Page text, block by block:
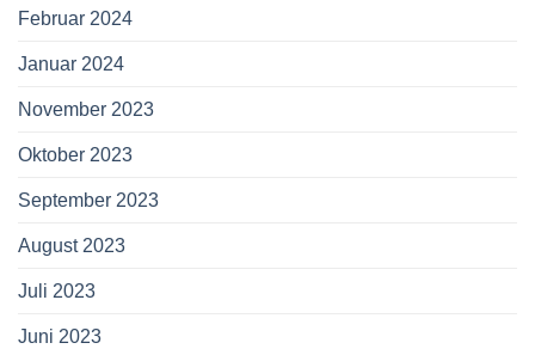
Februar 2024
Januar 2024
November 2023
Oktober 2023
September 2023
August 2023
Juli 2023
Juni 2023